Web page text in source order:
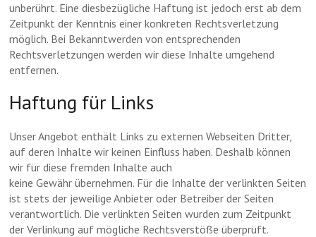
unberührt. Eine diesbezügliche Haftung ist jedoch erst ab dem
Zeitpunkt der Kenntnis einer konkreten Rechtsverletzung
möglich. Bei Bekanntwerden von entsprechenden
Rechtsverletzungen werden wir diese Inhalte umgehend
entfernen.
Haftung für Links
Unser Angebot enthält Links zu externen Webseiten Dritter,
auf deren Inhalte wir keinen Einfluss haben. Deshalb können
wir für diese fremden Inhalte auch
keine Gewähr übernehmen. Für die Inhalte der verlinkten Seiten
ist stets der jeweilige Anbieter oder Betreiber der Seiten
verantwortlich. Die verlinkten Seiten wurden zum Zeitpunkt
der Verlinkung auf mögliche Rechtsverstöße überprüft.